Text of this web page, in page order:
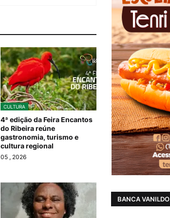
CULTURA
4ª edição da Feira Encantos
do Ribeira reúne
gastronomia, turismo e
cultura regional
05 , 2026
BANCA VANILDO